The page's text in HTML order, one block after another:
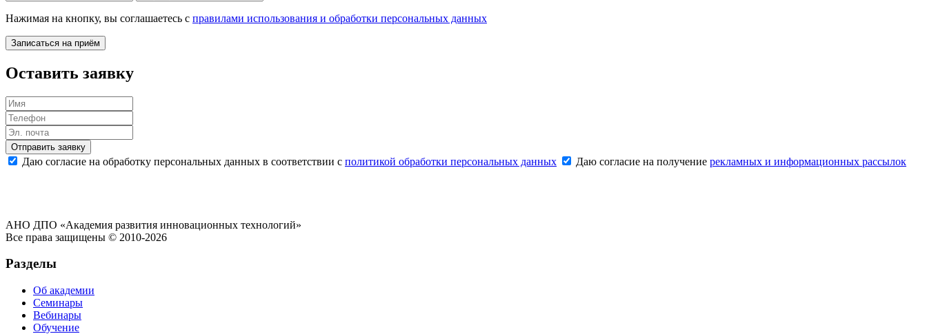
Нажимая на кнопку, вы соглашаетесь с правилами использования и обработки персональных данных
Записаться на приём
Оставить заявку
Отправить заявку
Даю согласие на обработку персональных данных в соответствии с политикой обработки персональных данных Даю согласие на получение рекламных и информационных рассылок
АНО ДПО «Академия развития инновационных технологий»
Все права защищены © 2010-2026
Разделы
Об академии
Семинары
Вебинары
Обучение